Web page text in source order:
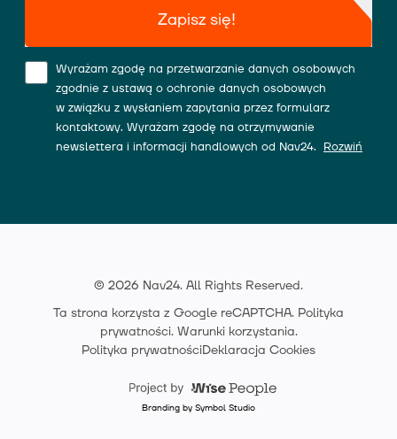
Zapisz się!
Wyrażam zgodę na przetwarzanie danych osobowych
zgodnie z ustawą o ochronie danych osobowych
w związku z wysłaniem zapytania przez formularz
kontaktowy. Wyrażam zgodę na otrzymywanie
newslettera i informacji handlowych od Nav24.
Rozwiń
© 2026 Nav24. All Rights Reserved.
Ta strona korzysta z Google reCAPTCHA. Polityka
prywatności. Warunki korzystania.
Polityka prywatnościDeklaracja Cookies
Branding by Symbol Studio